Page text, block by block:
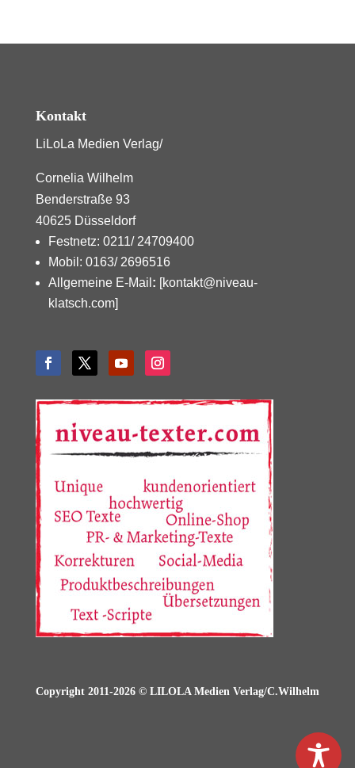
Kontakt
LiLoLa Medien Verlag/
Cornelia Wilhelm
Benderstraße 93
40625 Düsseldorf
Festnetz: 0211/ 24709400
Mobil: 0163/ 2696516
Allgemeine E-Mail : [kontakt@niveau-
klatsch.com]
Copyright 2011-2026 © LILOLA Medien Verlag/C.Wilhelm